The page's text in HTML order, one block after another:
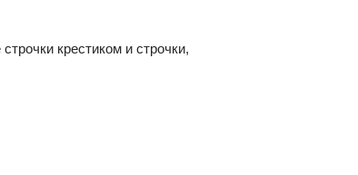
крестиком и строчки,